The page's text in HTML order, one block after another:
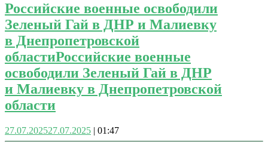
Российские военные освободили
Зеленый Гай в ДНР и Малиевку
в Днепропетровской
областиРоссийские военные
освободили Зеленый Гай в ДНР
и Малиевку в Днепропетровской
области
27.07.202527.07.2025 | 01:47